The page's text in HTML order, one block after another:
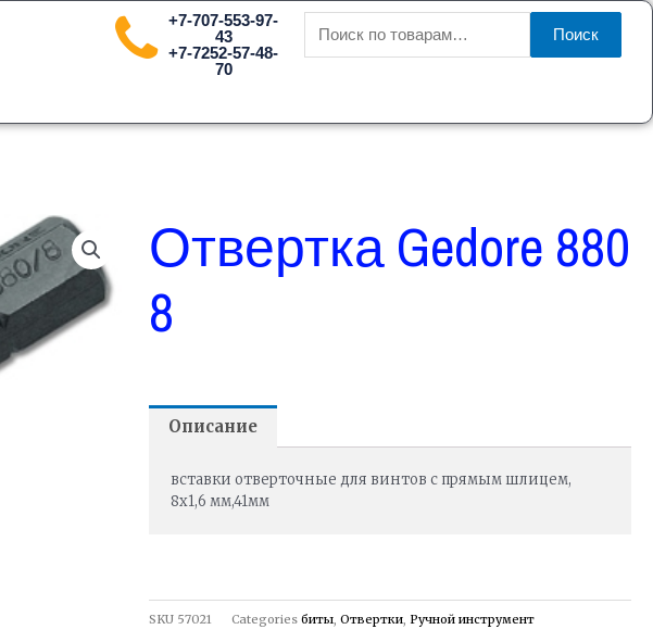
+7-707-553-97-
43
+7-7252-57-48-
70
Искать:
Поиск
Отвертка Gedore 880
8
Описание
вставки отверточные для винтов с прямым шлицем,
8х1,6 мм,41мм
SKU 57021 Categories биты, Отвертки, Ручной инструмент